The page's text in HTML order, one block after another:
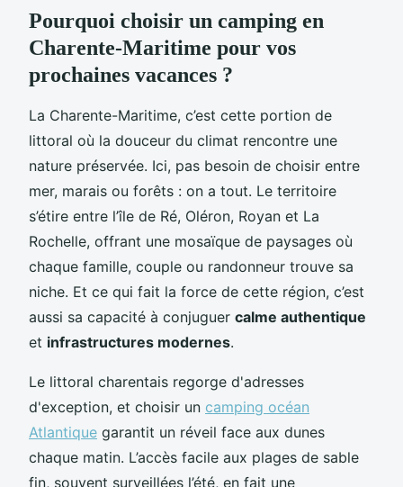
Pourquoi choisir un camping en
Charente-Maritime pour vos
prochaines vacances ?
La Charente-Maritime, c’est cette portion de
littoral où la douceur du climat rencontre une
nature préservée. Ici, pas besoin de choisir entre
mer, marais ou forêts : on a tout. Le territoire
s’étire entre l’île de Ré, Oléron, Royan et La
Rochelle, offrant une mosaïque de paysages où
chaque famille, couple ou randonneur trouve sa
niche. Et ce qui fait la force de cette région, c’est
aussi sa capacité à conjuguer calme authentique
et infrastructures modernes.
Le littoral charentais regorge d'adresses
d'exception, et choisir un camping océan
Atlantique garantit un réveil face aux dunes
chaque matin. L’accès facile aux plages de sable
fin, souvent surveillées l’été, en fait une